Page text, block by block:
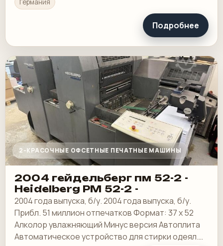
со…
Германия
Подробнее
2-КРАСОЧНЫЕ ОФСЕТНЫЕ ПЕЧАТНЫЕ МАШИНЫ
2004 гейдельберг пм 52-2 -
Heidelberg PM 52-2 -
2004 года выпуска, б/у. 2004 года выпуска, б/у.
Прибл. 51 миллион отпечатков Формат: 37 х 52
Алколор увлажняющий Минус версия Автоплита
Автоматическое устройство для стирки одеял.